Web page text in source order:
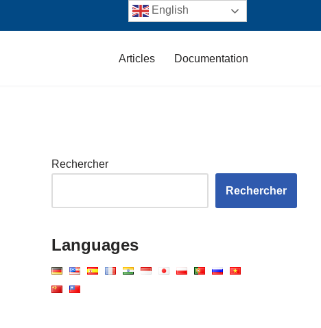
Articles Documentation
Rechercher
Rechercher
Languages
English